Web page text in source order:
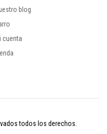
blog
cuenta
todos los derechos.